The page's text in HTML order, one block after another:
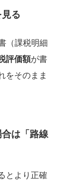
る
（課税明細
評価額が書
をそのまま
は「路線
とより正確